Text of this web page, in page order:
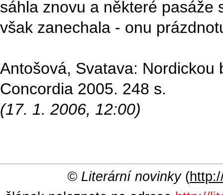
sáhla znovu a některé pasáže
však zanechala - onu
Antošová, Svatava:
Concordia 2005. 248 s.
(17. 1. 2006, 12:00)
© Literární novinky(